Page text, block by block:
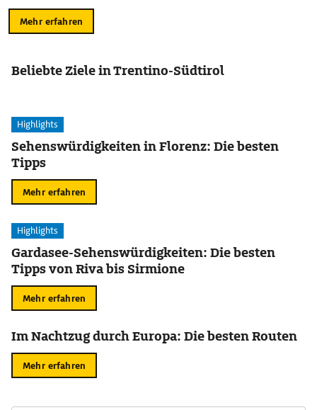
Mehr erfahren
Beliebte Ziele in Trentino-Südtirol
Highlights
Sehenswürdigkeiten in Florenz: Die besten
Tipps
Mehr erfahren
Highlights
Gardasee-Sehenswürdigkeiten: Die besten
Tipps von Riva bis Sirmione
Mehr erfahren
Im Nachtzug durch Europa: Die besten Routen
Mehr erfahren